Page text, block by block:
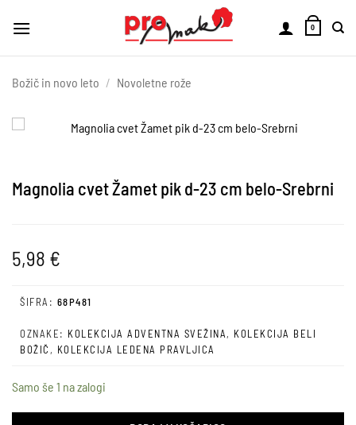
0
Božič in novo leto / Novoletne rože
Magnolia cvet Žamet pik d-23 cm belo-Srebrni
5,98 €
ŠIFRA: 68P481
OZNAKE: KOLEKCIJA ADVENTNA SVEŽINA, KOLEKCIJA BELI
BOŽIČ , KOLEKCIJA LEDENA PRAVLJICA
Samo še 1 na zalogi